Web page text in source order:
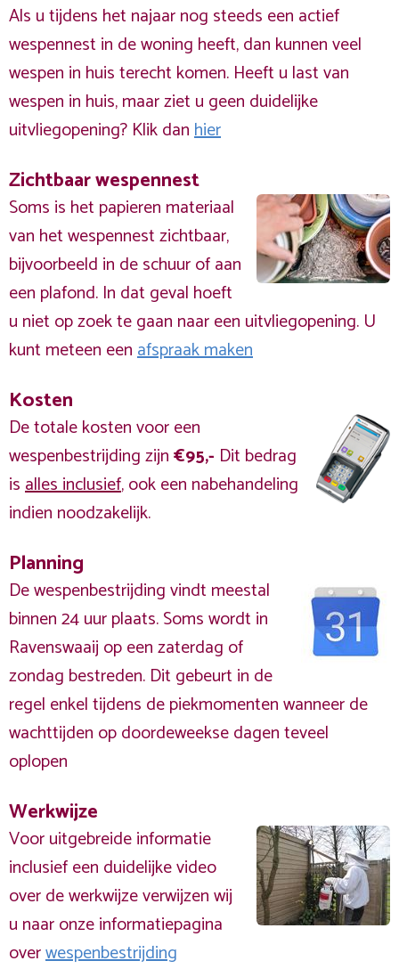
Als u tijdens het najaar nog steeds een actief
wespennest in de woning heeft, dan kunnen veel
wespen in huis terecht komen. Heeft u last van
wespen in huis, maar ziet u geen duidelijke
uitvliegopening? Klik danhier
Zichtbaar wespennest
Soms is het papieren materiaal
van het wespennest zichtbaar,
bijvoorbeeld in de schuur of aan
een plafond. In dat geval hoeft
u niet op zoek te gaan naar een uitvliegopening. U
kunt meteen eenafspraak maken
Kosten
De totale kosten voor een
wespenbestrijding zijn€95,- Dit bedrag
isalles inclusief, ook een nabehandeling
indien noodzakelijk.
Planning
De wespenbestrijding vindt meestal
binnen 24 uur plaats. Soms wordt in
Ravenswaaij op een zaterdag of
zondag bestreden. Dit gebeurt in de
regel enkel tijdens de piekmomenten wanneer de
wachttijden op doordeweekse dagen teveel
oplopen
Werkwijze
Voor uitgebreide informatie
inclusief een duidelijke video
over de werkwijze verwijzen wij
u naar onze informatiepagina
overwespenbestrijding